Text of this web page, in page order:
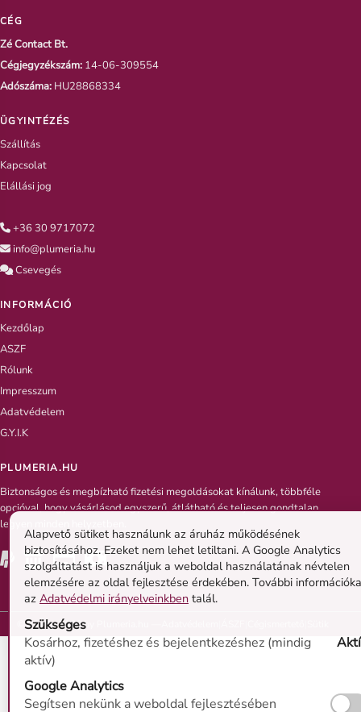
CÉG
Zé Contact Bt.
Cégjegyzékszám: 14-06-309554
Adószáma: HU28868334
ÜGYINTÉZÉS
Szállítás
Kapcsolat
Elállási jog
+36 30 9717072
info@plumeria.hu
Csevegés
INFORMÁCIÓ
Kezdőlap
ASZF
Rólunk
Impresszum
Adatvédelem
G.Y.I.K
PLUMERIA.HU
Biztonságos és megbízható fizetési megoldásokat kínálunk, többféle
opcióval, hogy vásárlásod egyszerű, átlátható és teljesen gondtalan
legyen minden helyzetben.
© 2019 - 2026 by Plumeria.hu —
Alapvető sütiket használunk az áruház működésének
biztosításához. Ezeket nem lehet letiltani. A Google Analytics
szolgáltatást is használjuk a weboldal használatának névtelen
elemzésére az oldal fejlesztése érdekében. További
az Adatvédelmi irányelveinkben talál.
Szükséges
Kosárhoz, fizetéshez és bejelentkezéshez (mindig
aktív)
Google Analytics
Segítsen nekünk a weboldal fejlesztésében